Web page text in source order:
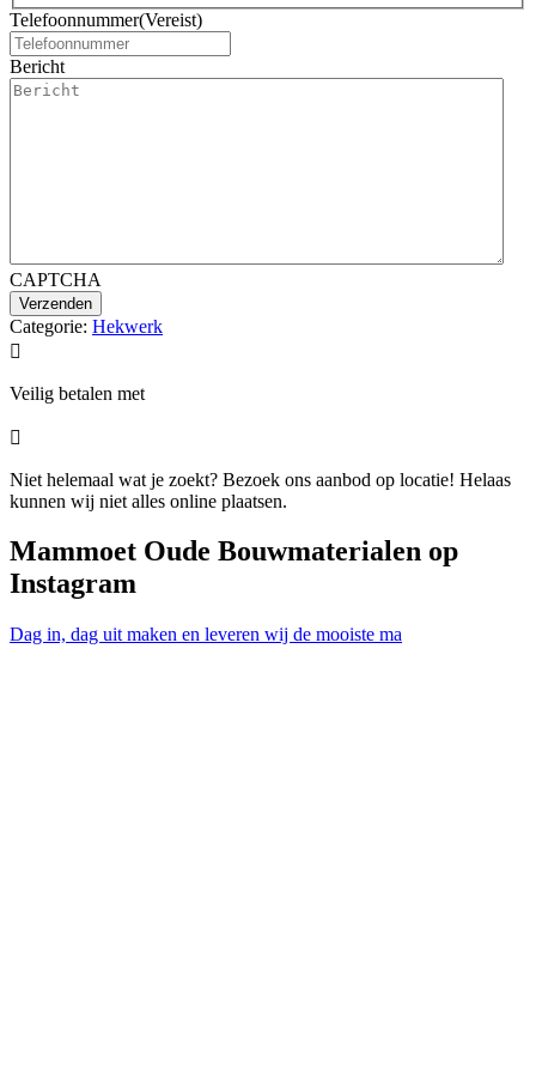
Telefoonnummer(Vereist)
Bericht
CAPTCHA
Categorie: Hekwerk

Veilig betalen met

Niet helemaal wat je zoekt? Bezoek ons aanbod op locatie! Helaas
kunnen wij niet alles online plaatsen.
Mammoet Oude Bouwmaterialen op
Instagram
Dag in, dag uit maken en leveren wij de mooiste ma